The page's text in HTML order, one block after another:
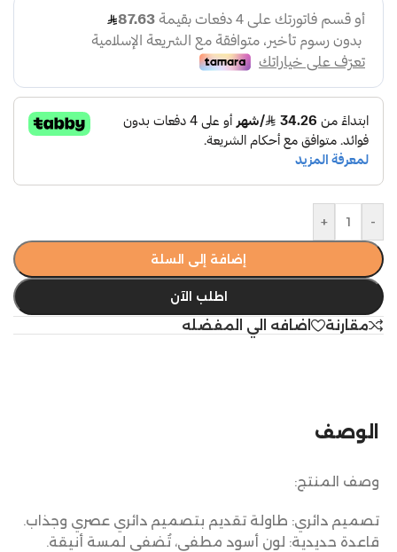
-
+
إضافة إلى السلة
اطلب الآن
مقارنة اضافه الي المفضله
الوصف
وصف المنتج:
تصميم دائري: طاولة تقديم بتصميم دائري عصري وجذاب.
قاعدة حديدية: لون أسود مطفي، تُضفي لمسة أنيقة.